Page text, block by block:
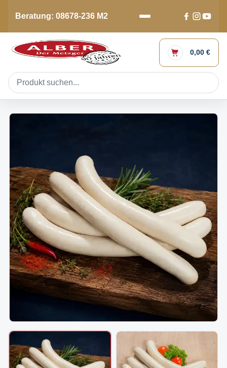
Beratung: 08678-236 M2
0,00 €